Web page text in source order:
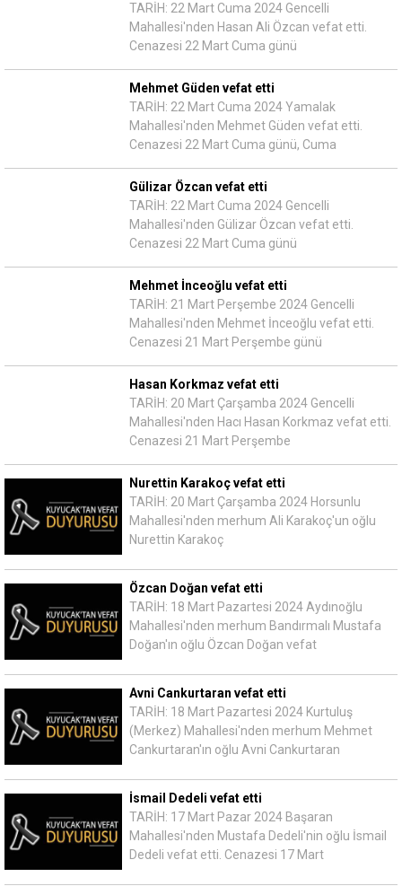
TARİH: 22 Mart Cuma 2024 Gencelli
Mahallesi'nden Hasan Ali Özcan vefat etti.
Cenazesi 22 Mart Cuma günü
Mehmet Güden vefat etti
TARİH: 22 Mart Cuma 2024 Yamalak
Mahallesi'nden Mehmet Güden vefat etti.
Cenazesi 22 Mart Cuma günü, Cuma
Gülizar Özcan vefat etti
TARİH: 22 Mart Cuma 2024 Gencelli
Mahallesi'nden Gülizar Özcan vefat etti.
Cenazesi 22 Mart Cuma günü
Mehmet İnceoğlu vefat etti
TARİH: 21 Mart Perşembe 2024 Gencelli
Mahallesi'nden Mehmet İnceoğlu vefat etti.
Cenazesi 21 Mart Perşembe günü
Hasan Korkmaz vefat etti
TARİH: 20 Mart Çarşamba 2024 Gencelli
Mahallesi'nden Hacı Hasan Korkmaz vefat etti.
Cenazesi 21 Mart Perşembe
Nurettin Karakoç vefat etti
TARİH: 20 Mart Çarşamba 2024 Horsunlu
Mahallesi'nden merhum Ali Karakoç'un oğlu
Nurettin Karakoç
Özcan Doğan vefat etti
TARİH: 18 Mart Pazartesi 2024 Aydınoğlu
Mahallesi'nden merhum Bandırmalı Mustafa
Doğan'ın oğlu Özcan Doğan vefat
Avni Cankurtaran vefat etti
TARİH: 18 Mart Pazartesi 2024 Kurtuluş
(Merkez) Mahallesi'nden merhum Mehmet
Cankurtaran'ın oğlu Avni Cankurtaran
İsmail Dedeli vefat etti
TARİH: 17 Mart Pazar 2024 Başaran
Mahallesi'nden Mustafa Dedeli'nin oğlu İsmail
Dedeli vefat etti. Cenazesi 17 Mart